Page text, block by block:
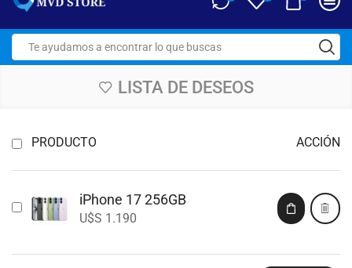
LISTA DE DESEOS
PRODUCTO ACCIÓN
iPhone 17 256GB
U$S 1.190